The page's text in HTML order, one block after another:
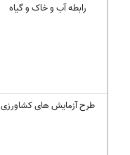
رابطه آب و خاک و گیاه
طرح آزمایش های کشاورزی